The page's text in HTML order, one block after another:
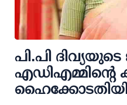
പി.പി ദിവ്യയുടെ